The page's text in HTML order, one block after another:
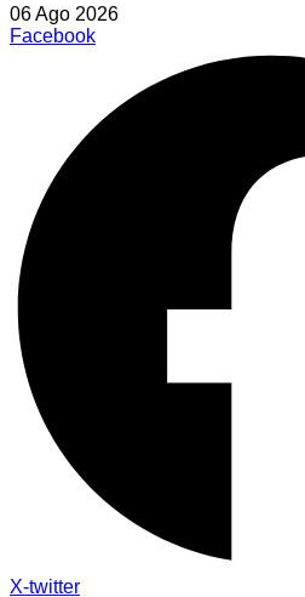
06 Ago 2026
Facebook
X-twitter